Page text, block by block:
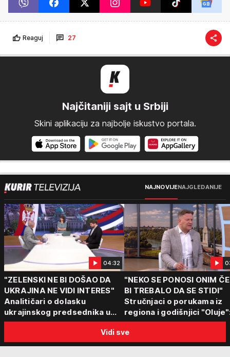
Reaguj 27
Najčitaniji sajt u Srbiji
Skini aplikaciju za najbolje iskustvo portala.
NAJNOVIJENAJGLEDANIJE
04:32
"ZELENSKI NE BI DOŠAO DA
UKRAJINA NE VIDI INTERES"
Analitičari o dolasku
ukrajinskog predsednika u
Beograd: "Srbija može da
"NEKO SE PONOSI ONIM
BI TREBALO DA SE STIDI"
Stručnjaci o porukama iz
regiona i godišnjici
"Ponos na stradanje je
anticivilizacijska poruka"
Vidi sve